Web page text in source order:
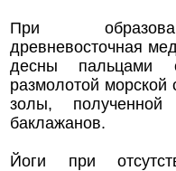
При
древневосточная
десны пальцами
размолотой морской
золы,
баклажанов.
Йоги при